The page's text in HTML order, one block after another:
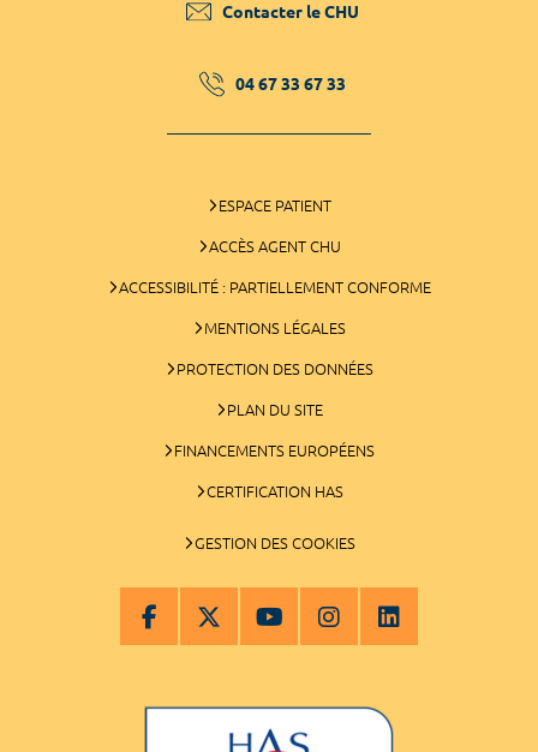
Contacter le CHU
04 67 33 67 33
ESPACE PATIENT
ACCÈS AGENT CHU
ACCESSIBILITÉ : PARTIELLEMENT CONFORME
MENTIONS LÉGALES
PROTECTION DES DONNÉES
PLAN DU SITE
FINANCEMENTS EUROPÉENS
CERTIFICATION HAS
GESTION DES COOKIES